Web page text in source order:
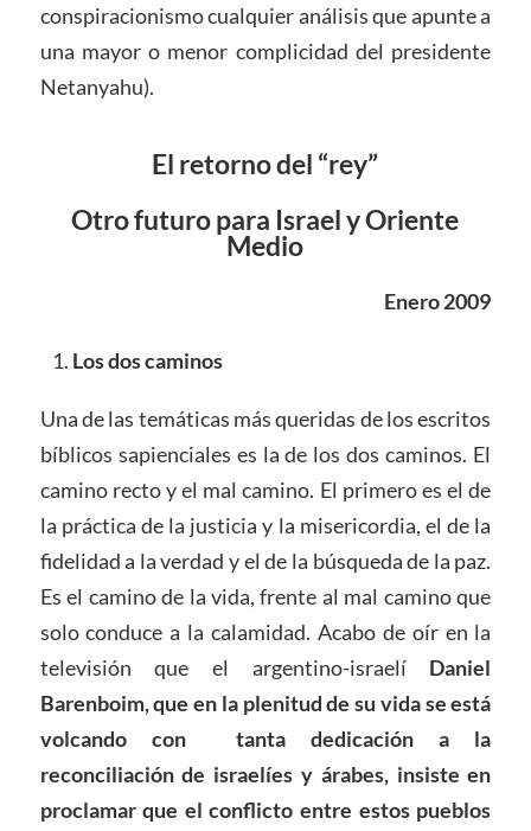
conspiracionismo cualquier análisis que apunte a
una mayor o menor complicidad del presidente
Netanyahu).
El retorno del “rey”
Otro futuro para Israel y Oriente
Medio
Enero 2009
Los dos caminos
Una de las temáticas más queridas de los escritos
bíblicos sapienciales es la de los dos caminos. El
camino recto y el mal camino. El primero es el de
la práctica de la justicia y la misericordia, el de la
fidelidad a la verdad y el de la búsqueda de la paz.
Es el camino de la vida, frente al mal camino que
solo conduce a la calamidad. Acabo de oír en la
televisión que el argentino-israelí Daniel
Barenboim, que en la plenitud de su vida se está
volcando con tanta dedicación a la
reconciliación de israelíes y árabes, insiste en
proclamar que el conflicto entre estos pueblos